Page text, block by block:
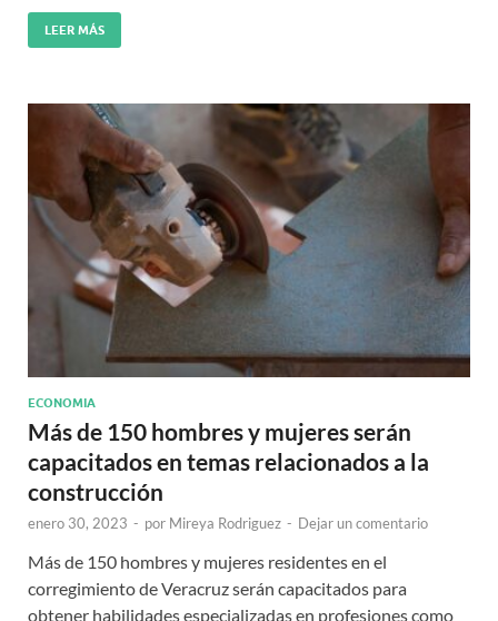
LEER MÁS
ECONOMIA
Más de 150 hombres y mujeres serán
capacitados en temas relacionados a la
construcción
enero 30, 2023 - por Mireya Rodriguez - Dejar un comentario
Más de 150 hombres y mujeres residentes en el
corregimiento de Veracruz serán capacitados para
obtener habilidades especializadas en profesiones como